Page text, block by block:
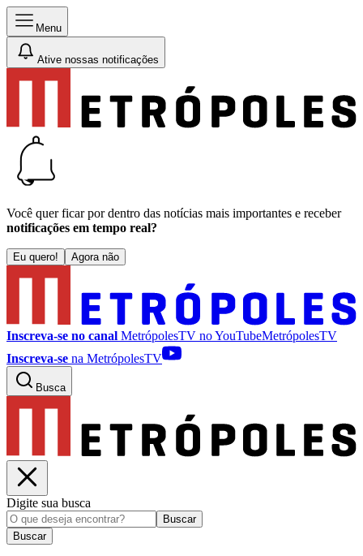
Menu
Ative nossas notificações
Você quer ficar por dentro das notícias mais importantes e receber
notificações em tempo real?
Eu quero! Agora não
Inscreva-se no canal MetrópolesTV noYouTubeMetrópolesTV
Inscreva-se na MetrópolesTV
Busca
Digite sua busca
Buscar
Buscar